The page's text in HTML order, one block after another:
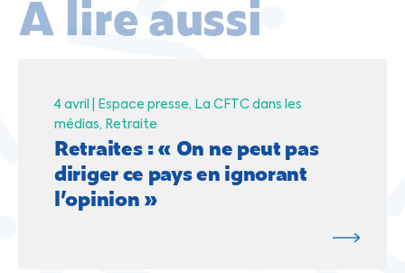
À lire aussi
4 avril | Espace presse
La CFTC dans les
médias
Retraite
Retraites : « On ne peut pas
diriger ce pays en ignorant
l’opinion »